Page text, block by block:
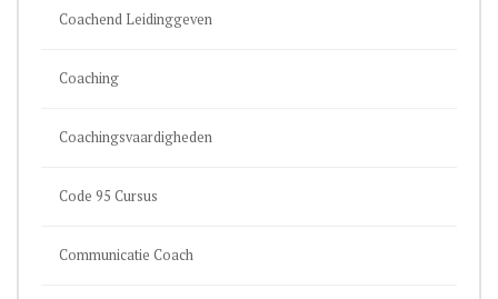
Coachend Leidinggeven
Coaching
Coachingsvaardigheden
Code 95 Cursus
Communicatie Coach